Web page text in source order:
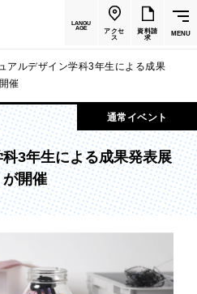
LANGU
AGE
アクセ
ス
資料請
求
MENU
アルデザイン学科3年生による成果
催
通常イベント
3年生による成果発表展
開催